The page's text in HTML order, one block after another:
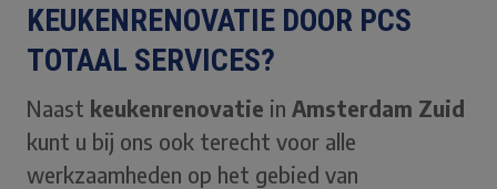
KEUKENRENOVATIE DOOR PCS
TOTAAL SERVICES?
Naast keukenrenovatie in Amsterdam Zuid
kunt u bij ons ook terecht voor alle
werkzaamheden op het gebied van